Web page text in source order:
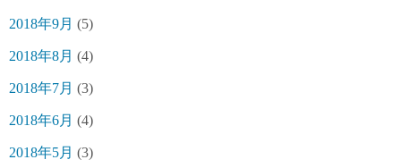
2018年9月 (5)
2018年8月 (4)
2018年7月 (3)
2018年6月 (4)
2018年5月 (3)